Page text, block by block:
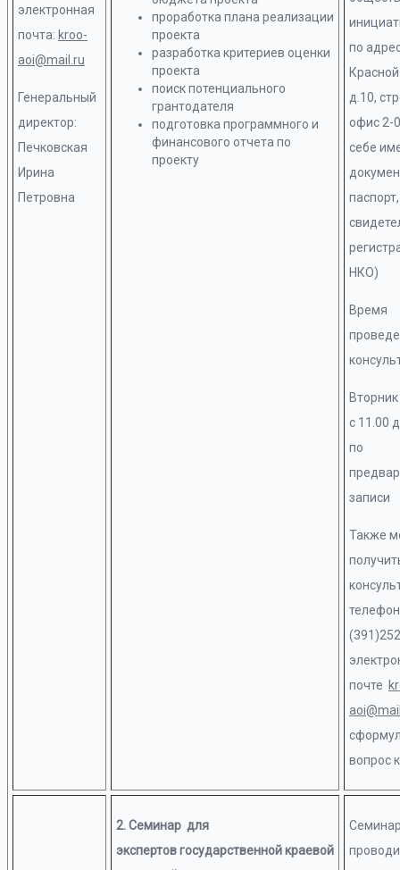
электронная
почта: kroo-
aoi@mail.ru
Генеральный
директор:
Печковская
Ирина
Петровна
проработка плана реализации
проекта
разработка критериев оценки
проекта
поиск потенциального
грантодателя
подготовка программного и
финансового отчета по
проекту
по
д.10,
офис 2-
себе
НКО)
Время
с 11.00
по
записи
Также
почте
вопрос
2. Семинар для
экспертов государственной краевой